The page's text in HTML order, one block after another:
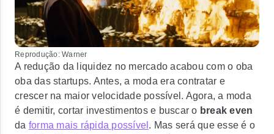
Reprodução: Warner
A redução da liquidez no mercado acabou com o oba
oba das startups. Antes, a moda era contratar e
crescer na maior velocidade possível. Agora, a moda
é demitir, cortar investimentos e buscar o break even
da forma mais rápida possível . Mas será que esse é o